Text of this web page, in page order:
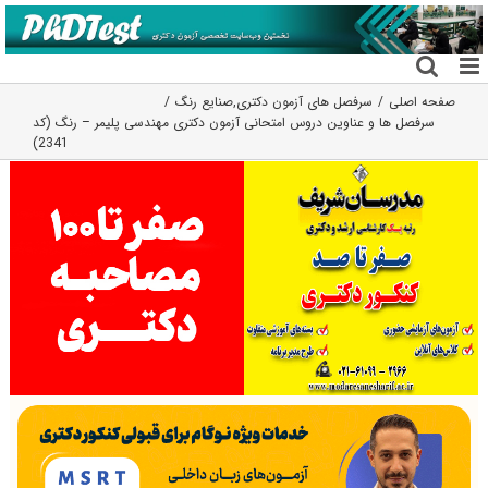
رفتن
به
محتوا
صفحه اصلی سرفصل های آزمون دکتری,صنایع رنگ
سرفصل ها و عناوین دروس امتحانی آزمون دکتری مهندسی پلیمر – رنگ (کد
2341)